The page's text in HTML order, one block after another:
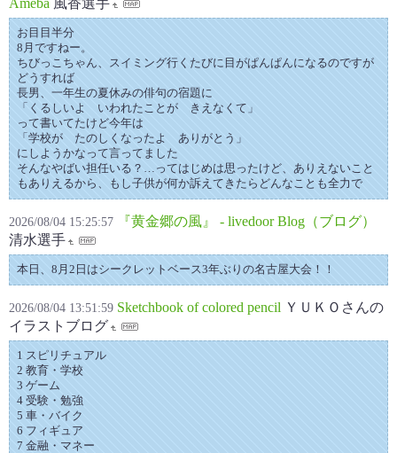
お目目半分
8月ですねー。
ちびっこちゃん、スイミング行くたびに目がぱんぱんになるのですが
どうすれば
長男、一年生の夏休みの俳句の宿題に
「くるしいよ いわれたことが きえなくて」
って書いてたけど今年は
「学校が たのしくなったよ ありがとう」
にしようかなって言ってました
そんなやばい担任いる？…ってはじめは思ったけど、ありえないこと
もありえるから、もし子供が何か訴えてきたらどんなことも全力で
2026/08/04 15:25:57
『黄金郷の風』 - livedoor Blog（ブログ）
清水選手
本日、8月2日はシークレットベース3年ぶりの名古屋大会！！
2026/08/04 13:51:59 Sketchbook of colored pencil ＹＵＫＯさんの
イラストブログ
1 スピリチュアル
2 教育・学校
3 ゲーム
4 受験・勉強
5 車・バイク
6 フィギュア
7 金融・マネー